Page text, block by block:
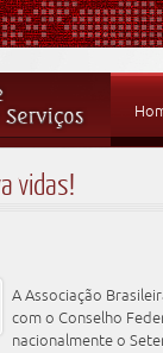
vidas!
A Associação
com o Conselho
nacionalmente o